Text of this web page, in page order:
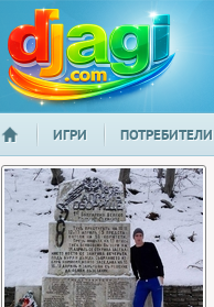
djagi.com
НАЧАЛО
ИГРИ ПОТРЕБИТЕЛИ